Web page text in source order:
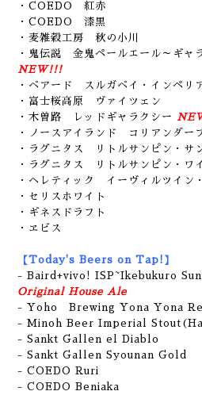
・COEDO 紅赤
・COEDO 漆黒
・麦雑穀工房 秋の小川
・鬼伝説 金鬼ペールエール～ギャ
NEW!!!
・ベアード スルガベイ・インペリ
・富士桜高原 ヴァイツェン
・木曽路 レッドギャラクシー
・ノースアイランド コリアンダー
・ラグニタス リトルサンピン・サ
・ラグニタス リトルサンピン・ワ
・ヘレティック イーヴィルツイン
・セリスホワイト
・ギネスドラフト
・ヱビス
【Today's Beers on Tap!】
- Baird+vivo! ISP~Ikebukuro
Original House Ale
- Yoho Brewing Yona Yona
- Minoh Beer Imperial
- Sankt Gallen el Diablo
- Sankt Gallen Syounan Gold
- COEDO Ruri
- COEDO Beniaka